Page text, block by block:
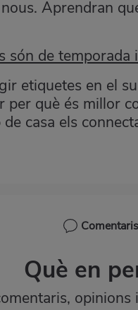
Aprendran
són de
etiquetes en el
per què és millor
casa els
Comentaris
Què en